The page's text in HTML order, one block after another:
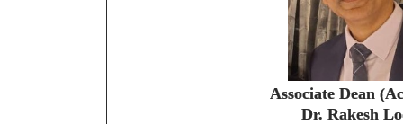
Associate Dean
Dr. Rakesh